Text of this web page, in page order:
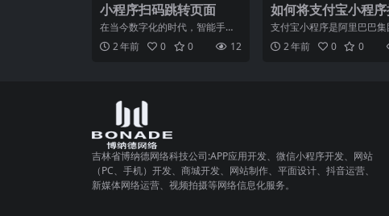
小程序扫码跳转页面
在当今数字化的时代，智能手机
已经成为了人们生活中不可或缺
的一部分。而其中，小程序
2 年前 0 0 12
如何将支付宝小程
入支付宝开放平台？
支付宝小程序是阿里巴巴集
下的一款轻量级应用程序，
过支付宝App打开，提供
2 年前 0 0
吉林省博纳德网络科技公司:APP应用开发、微信小程序开发、网站
（PC、手机）开发、商城开发、网站制作、平面设计、抖音运营、
新媒体网络运营、视频拍摄等网络信息化服务。